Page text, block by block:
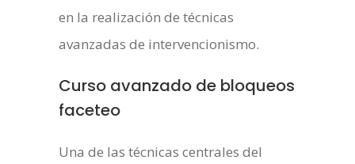
en la realización de técnicas
avanzadas de intervencionismo.
Curso avanzado de bloqueos
faceteo
Una de las técnicas centrales del